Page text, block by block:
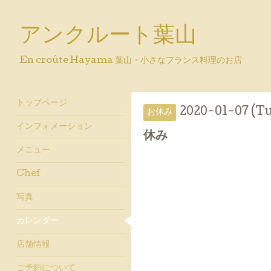
アンクルート葉山
En croûte Hayama 葉山・小さなフランス料理のお店
お休み 2020-01-07
休み
トップページ
インフォメーション
メニュー
Chef
写真
カレンダー
店舗情報
ご予約について